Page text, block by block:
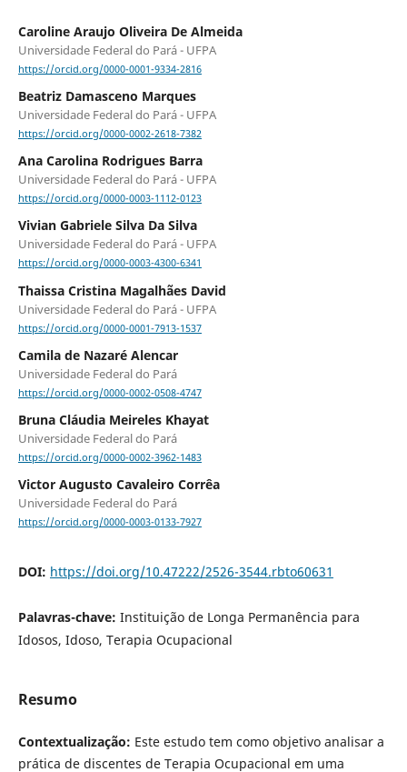
Caroline Araujo Oliveira De Almeida
Universidade Federal do Pará - UFPA
https://orcid.org/0000-0001-9334-2816
Beatriz Damasceno Marques
Universidade Federal do Pará - UFPA
https://orcid.org/0000-0002-2618-7382
Ana Carolina Rodrigues Barra
Universidade Federal do Pará - UFPA
https://orcid.org/0000-0003-1112-0123
Vivian Gabriele Silva Da Silva
Universidade Federal do Pará - UFPA
https://orcid.org/0000-0003-4300-6341
Thaissa Cristina Magalhães David
Universidade Federal do Pará - UFPA
https://orcid.org/0000-0001-7913-1537
Camila de Nazaré Alencar
Universidade Federal do Pará
https://orcid.org/0000-0002-0508-4747
Bruna Cláudia Meireles Khayat
Universidade Federal do Pará
https://orcid.org/0000-0002-3962-1483
Victor Augusto Cavaleiro Corrêa
Universidade Federal do Pará
https://orcid.org/0000-0003-0133-7927
DOI: https://doi.org/10.47222/2526-3544.rbto60631
Palavras-chave: Instituição de Longa Permanência para
Idosos, Idoso, Terapia Ocupacional
Resumo
Contextualização: Este estudo tem como objetivo analisar a
prática de discentes de Terapia Ocupacional em uma